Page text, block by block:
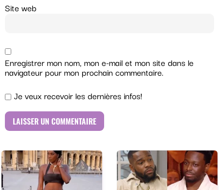
Site web
Enregistrer mon nom, mon e-mail et mon site dans le
navigateur pour mon prochain commentaire.
Je veux recevoir les dernières infos!